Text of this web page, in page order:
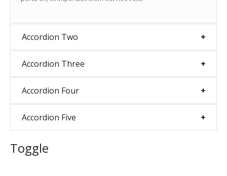
Accordion Two
Accordion Three
Accordion Four
Accordion Five
Toggle